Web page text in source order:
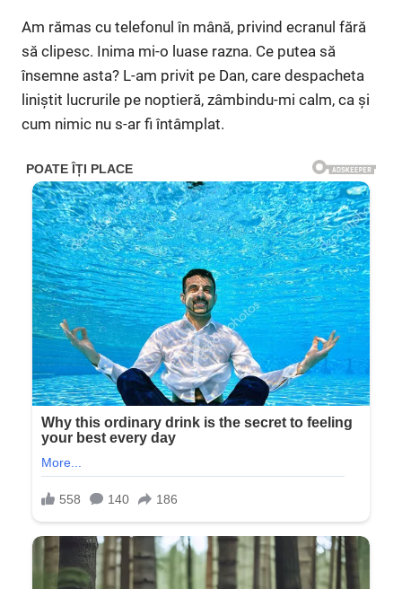
Am rămas cu telefonul în mână, privind ecranul fără
să clipesc. Inima mi-o luase razna. Ce putea să
însemne asta? L-am privit pe Dan, care despacheta
liniștit lucrurile pe noptieră, zâmbindu-mi calm, ca și
cum nimic nu s-ar fi întâmplat.